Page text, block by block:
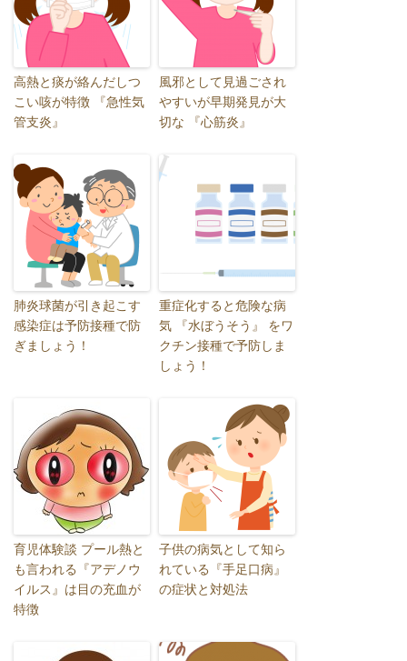
高熱と痰が絡んだしつ
こい咳が特徴 『急性気
管支炎』
風邪として見過ごされ
やすいが早期発見が大
切な 『心筋炎』
肺炎球菌が引き起こす
感染症は予防接種で防
ぎましょう！
重症化すると危険な病
気 『水ぼうそう』 をワ
クチン接種で予防しま
しょう！
育児体験談 プール熱と
も言われる『アデノウ
イルス』は目の充血が
特徴
子供の病気として知ら
れている『手足口病』
の症状と対処法